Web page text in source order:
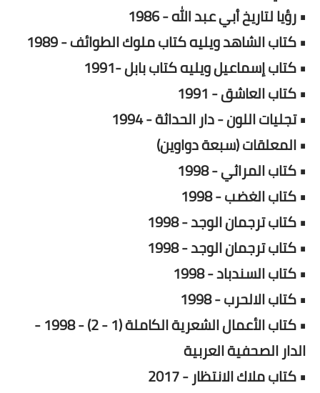
• رؤيا لتاريخ أبي عبد الله - 1986
• كتاب الشاهد ويليه كتاب ملوك الطوائف - 1989
• كتاب إسماعيل ويليه كتاب بابل -1991
• كتاب العاشق - 1991
• تجليات اللون - دار الحداثة - 1994
• المعلقات (سبعة دواوين)
• كتاب المراثي - 1998
• كتاب الغضب - 1998
• كتاب ترجمان الوجد - 1998
• كتاب ترجمان الوجد - 1998
• كتاب السندباد - 1998
• كتاب الالحرب - 1998
• كتاب الأعمال الشعرية الكاملة (1 - 2) - 1998 -
الدار الصحفية العربية
• كتاب ملاك الانتظار - 2017